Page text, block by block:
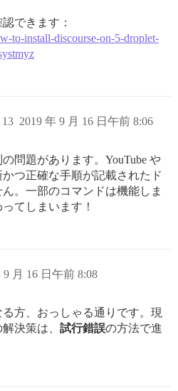
できます：
to-install-discourse-on-5-droplet-
2019 年 9 月 16 日午前 8:06
13
問題があります。YouTube や
つ正確な手順が記載されたド
。一部のコマンドは機能しま
てしまいます！
9 月 16 日午前 8:08
方、おっしゃる通りです。現
決策は、 試行錯誤の方法で進